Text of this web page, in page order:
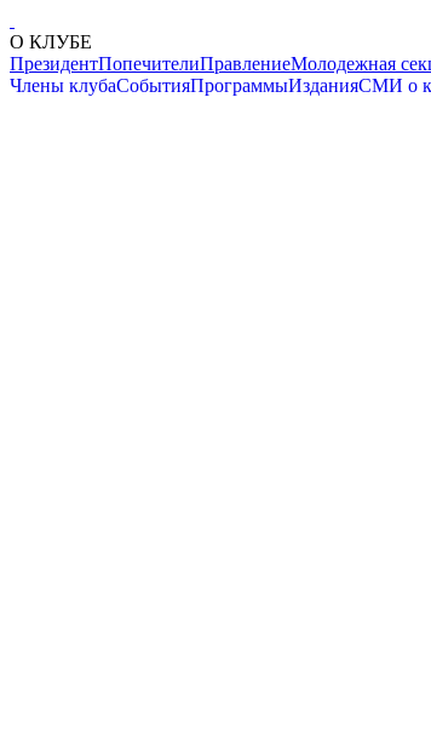
О КЛУБЕ
ПрезидентПопечителиПравлениеМолодежная
Члены клубаСобытияПрограммыИзданияСМИ о